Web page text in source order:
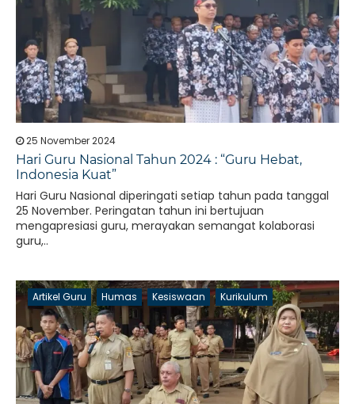
25 November 2024
Hari Guru Nasional Tahun 2024 : “Guru Hebat,
Indonesia Kuat”
Hari Guru Nasional diperingati setiap tahun pada tanggal
25 November. Peringatan tahun ini bertujuan
mengapresiasi guru, merayakan semangat kolaborasi
guru,..
Artikel Guru Humas Kesiswaan Kurikulum